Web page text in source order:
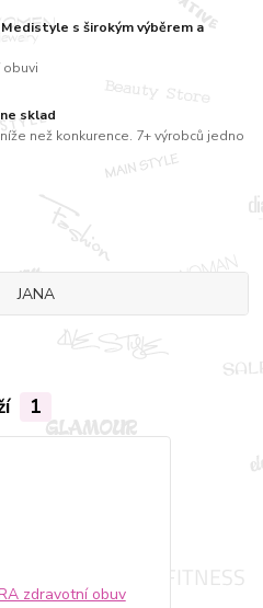
s širokým výběrem a
sklad
než konkurence. 7+ výrobců jedno
JANA
1